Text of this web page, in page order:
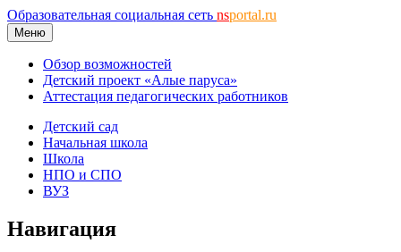
Образовательная социальная сеть nsportal.ru
Меню
Обзор возможностей
Детский проект «Алые паруса»
Аттестация педагогических работников
Детский сад
Начальная школа
Школа
НПО и СПО
ВУЗ
Навигация